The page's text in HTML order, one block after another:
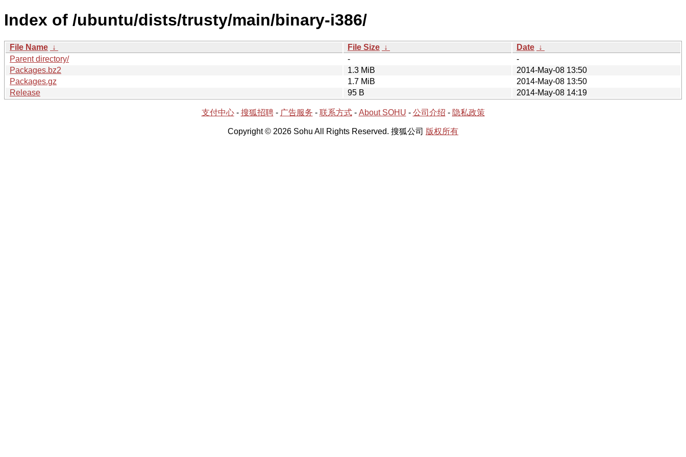
Index of /ubuntu/dists/trusty/main/binary-i386/
File Name ↓ File Size ↓ Date ↓
Parent directory/
-
-
Packages.bz2
1.3 MiB
2014-May-08 13:50
Packages.gz
1.7 MiB
2014-May-08 13:50
Release
95 B 2014-May-08 14:19
支付中心- 搜狐招聘- 广告服务 - 联系方式- About SOHU - 公司介绍 - 隐私政策
Copyright © 2026 Sohu All Rights Reserved. 搜狐公司 版权所有